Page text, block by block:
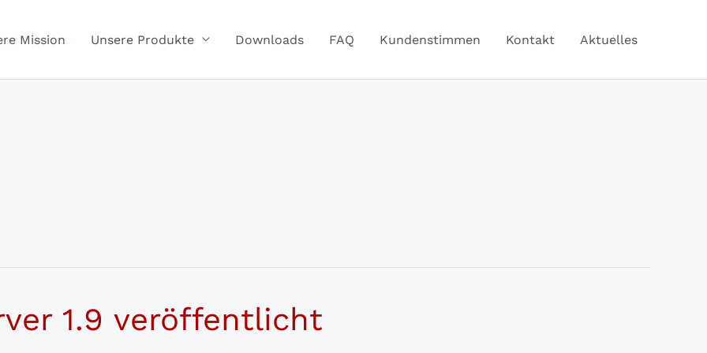
Mission Unsere Produkte Downloads FAQ Kundenstimmen Kontakt Aktuelles
1.9 veröffentlicht